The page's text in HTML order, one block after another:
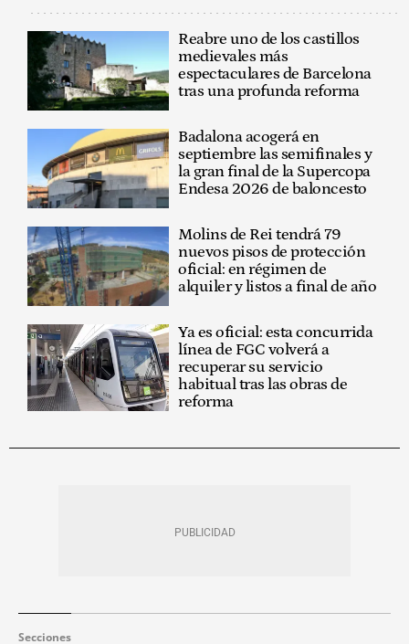
Reabre uno de los castillos
medievales más
espectaculares de Barcelona
tras una profunda reforma
Badalona acogerá en
septiembre las semifinales y
la gran final de la Supercopa
Endesa 2026 de baloncesto
Molins de Rei tendrá 79
nuevos pisos de protección
oficial: en régimen de
alquiler y listos a final de año
Ya es oficial: esta concurrida
línea de FGC volverá a
recuperar su servicio
habitual tras las obras de
reforma
Secciones